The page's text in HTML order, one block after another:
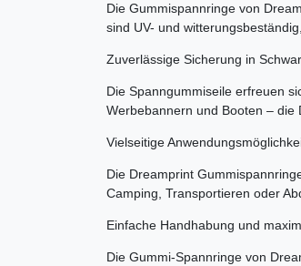
Die Gummispannringe von
sind UV- und
Zuverlässige Sicherung in
Die Spanngummiseile erfreuen
Werbebannern und Booten – die
Vielseitige
Die Dreamprint
Camping, Transportieren oder
Einfache Handhabung und
Die Gummi-Spannringe von